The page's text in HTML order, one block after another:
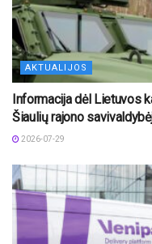
AKTUALIJOS
Informacija dėl Lietuvos
Šiaulių rajono
2026-07-29